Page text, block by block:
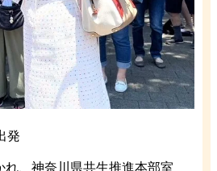
発
れ、神奈川県共生推進本部室